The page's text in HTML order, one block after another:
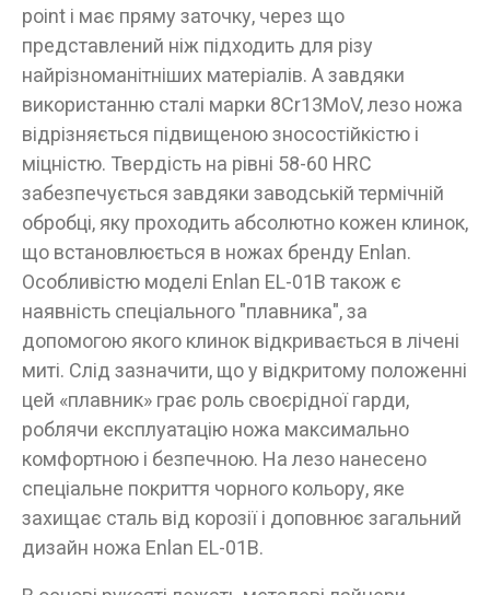
point і має пряму заточку, через що
представлений ніж підходить для різу
найрізноманітніших матеріалів. А завдяки
використанню сталі марки 8Cr13MoV, лезо ножа
відрізняється підвищеною зносостійкістю і
міцністю. Твердість на рівні 58-60 HRC
забезпечується завдяки заводській термічній
обробці, яку проходить абсолютно кожен клинок,
що встановлюється в ножах бренду Enlan.
Особливістю моделі Enlan EL-01B також є
наявність спеціального "плавника", за
допомогою якого клинок відкривається в лічені
миті. Слід зазначити, що у відкритому положенні
цей «плавник» грає роль своєрідної гарди,
роблячи експлуатацію ножа максимально
комфортною і безпечною. На лезо нанесено
спеціальне покриття чорного кольору, яке
захищає сталь від корозії і доповнює загальний
дизайн ножа Enlan EL-01B.